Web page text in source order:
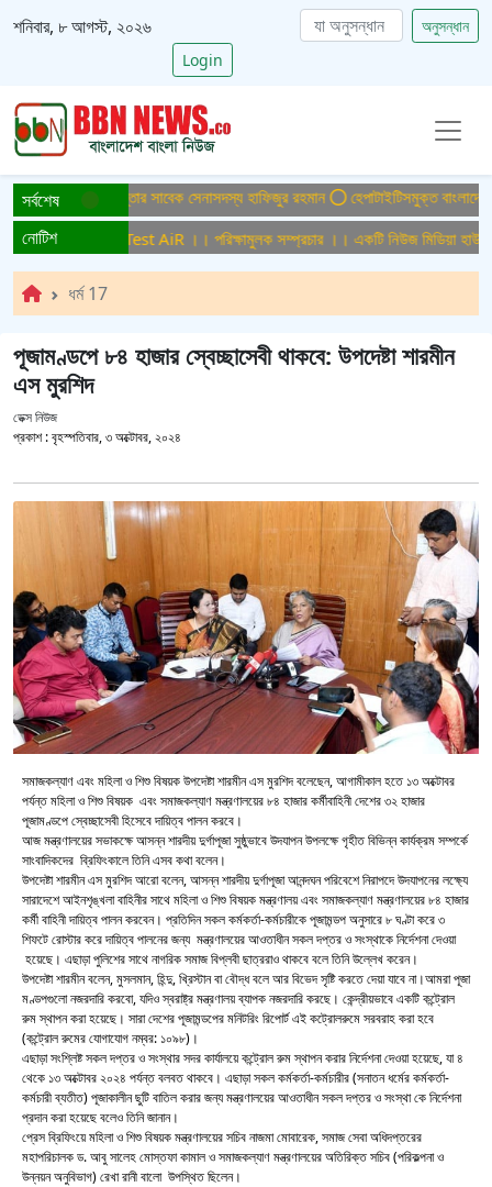
শনিবার, ৮ আগস্ট, ২০২৬
অনুসন্ধান
Login
সর্বশেষফের গ্রেপ্তার সাবেক সেনাসদস্য হাফিজুর রহমান হেপাটাইটিসমুক্ত বাংলাদেশ গড়ে
নোটিশ
সম্প্রচার ।। Test AiR ।। পরিক্ষামুলক সম্প্রচার ।। একটি নিউজ মিডিয়া হাউজের
ধর্ম 17
পূজামণ্ডপে ৮৪ হাজার স্বেচ্ছাসেবী থাকবে: উপদেষ্টা শারমীন
এস মুরশিদ
ডেক্স নিউজ
প্রকাশ :বৃহস্পতিবার, ৩ অক্টোবর, ২০২৪
সমাজকল্যাণ এবং মহিলা ও শিশু বিষয়ক উপদেষ্টা শারমীন এস মুরশিদ বলেছেন, আগামীকাল হতে ১৩ অক্টোবর
পর্যন্ত মহিলা ও শিশু বিষয়ক এবং সমাজকল্যাণ মন্ত্রণালয়ের ৮৪ হাজার কর্মীবাহিনী দেশের ৩২ হাজার
পূজামণ্ডপে স্বেচ্ছাসেবী হিসেবে দায়িত্ব পালন করবে।
আজ মন্ত্রণালয়ের সভাকক্ষে আসন্ন শারদীয় দুর্গাপূজা সুষ্ঠুভাবে উদযাপন উপলক্ষে গৃহীত বিভিন্ন কার্যক্রম সম্পর্কে
সাংবাদিকদের ব্রিফিংকালে তিনি এসব কথা বলেন।
উপদেষ্টা শারমীন এস মুরশিদ আরো বলেন, আসন্ন শারদীয় দুর্গাপূজা আনন্দঘন পরিবেশে নিরাপদে উদযাপনের লক্ষ্যে
সারাদেশে আইনশৃঙ্খলা বাহিনীর সাথে মহিলা ও শিশু বিষয়ক মন্ত্রণালয় এবং সমাজকল্যাণ মন্ত্রণালয়ের ৮৪ হাজার
কর্মী বাহিনী দায়িত্ব পালন করবেন। প্রতিদিন সকল কর্মকর্তা-কর্মচারীকে পূজামন্ডপ অনুসারে ৮ ঘণ্টা করে ৩
শিফটে রোস্টার করে দায়িত্ব পালনের জন্য মন্ত্রণালয়ের আওতাধীন সকল দপ্তর ও সংস্থাকে নির্দেশনা দেওয়া
হয়েছে। এছাড়া পুলিশের সাথে নাগরিক সমাজ বিপ্লবী ছাত্ররাও থাকবে বলে তিনি উল্লেখ করেন।
উপদেষ্টা শারমীন বলেন, মুসলমান, হিন্দু, খ্রিস্টান বা বৌদ্ধ বলে আর বিভেদ সৃষ্টি করতে দেয়া যাবে না।আমরা পূজা
মণ্ডপগুলো নজরদারি করবো, যদিও স্বরাষ্ট্র মন্ত্রণালয় ব্যাপক নজরদারি করছে। কেন্দ্রীয়ভাবে একটি কন্ট্রোল
রুম স্থাপন করা হয়েছে। সারা দেশের পূজামন্ডপের মনিটরিং রিপোর্ট এই কট্রোলরুমে সরবরাহ করা হবে
(কন্ট্রোল রুমের যোগাযোগ নম্বর: ১০৯৮)।
এছাড়া সংশ্লিষ্ট সকল দপ্তর ও সংস্থার সদর কার্যালয়ে কন্ট্রোল রুম স্থাপন করার নির্দেশনা দেওয়া হয়েছে, যা ৪
থেকে ১৩ অক্টোবর ২০২৪ পর্যন্ত বলবত থাকবে। এছাড়া সকল কর্মকর্তা-কর্মচারীর (সনাতন ধর্মের কর্মকর্তা-
কর্মচারী ব্যতীত) পূজাকালীন ছুটি বাতিল করার জন্য মন্ত্রণালয়ের আওতাধীন সকল দপ্তর ও সংস্থা কে নির্দেশনা
প্রদান করা হয়েছে বলেও তিনি জানান।
প্রেস ব্রিফিংয়ে মহিলা ও শিশু বিষয়ক মন্ত্রণালয়ের সচিব নাজমা মোবারেক, সমাজ সেবা অধিদপ্তরের
মহাপরিচালক ড. আবু সালেহ মোস্তফা কামাল ও সমাজকল্যাণ মন্ত্রণালয়ের অতিরিক্ত সচিব (পরিকল্পনা ও
উন্নয়ন অনুবিভাগ) রেখা রানী বালো উপস্থিত ছিলেন।